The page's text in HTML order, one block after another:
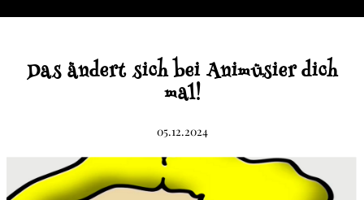
Das ändert sich bei Animüsier dich
mal!
05.12.2024